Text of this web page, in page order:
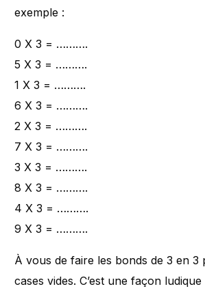
exemple :
0 X 3 = ……….
5 X 3 = ……….
1 X 3 = ……….
6 X 3 = ……….
2 X 3 = ……….
7 X 3 = ……….
3 X 3 = ……….
8 X 3 = ……….
4 X 3 = ……….
9 X 3 = ……….
À vous de faire les bonds de 3 en 3
cases vides. C’est une façon